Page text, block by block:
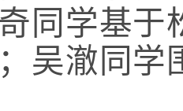
同学基于
吴澈同学